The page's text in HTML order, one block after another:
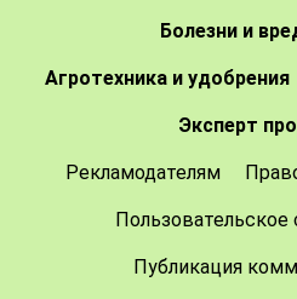
Болезни и
Агротехника и удобрения
Эксперт
Рекламодателям
Пользовательское
Публикация